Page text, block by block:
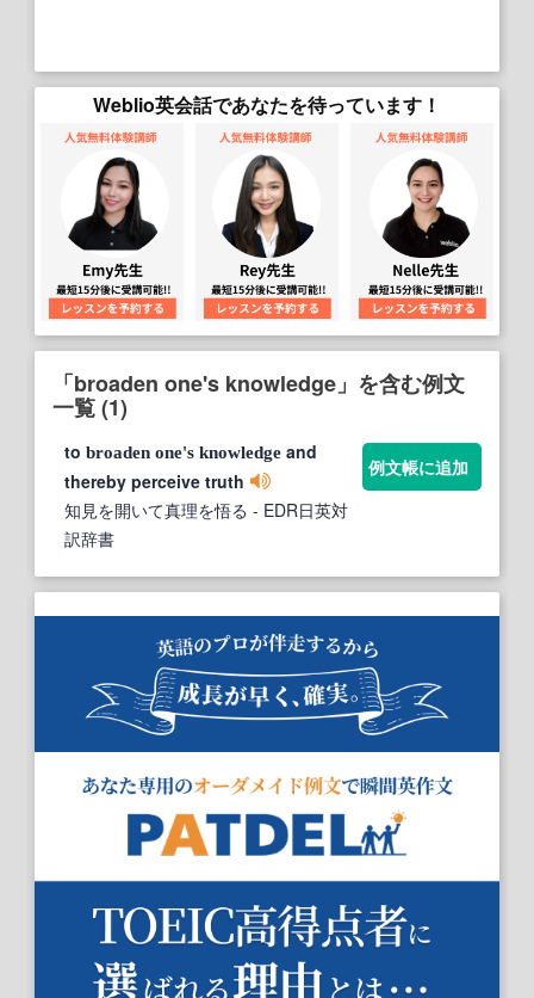
Weblio英会話であなたを待っています！
「broaden one's knowledge」を含む例文
一覧 (1)
to broaden one's knowledge and
thereby perceive truth
知見を開いて真理を悟る - EDR日英対
訳辞書
例文帳に追加